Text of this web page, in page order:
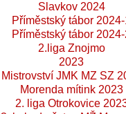
Slavkov 2024
Příměstský tábor 2024-
Příměstský tábor 2024-
2.liga Znojmo
2023
Mistrovství JMK MZ SZ
Morenda mítink 2023
2. liga Otrokovice